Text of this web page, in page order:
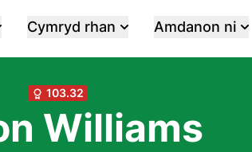
Cymryd rhan Amdanon ni
103.32
Williams